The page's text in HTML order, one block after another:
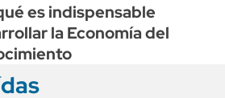
es indispensable
la Economía del